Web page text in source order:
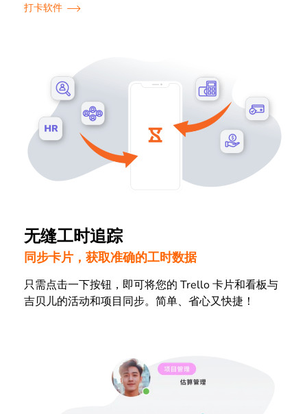
打卡软件
无缝工时追踪
同步卡片，获取准确的工时数据
只需点击一下按钮，即可将您的 Trello 卡片和看板与
吉贝儿的活动和项目同步。简单、省心又快捷！